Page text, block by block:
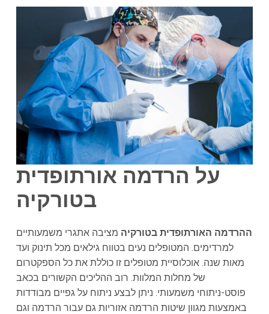
על הרדמה אורתופדית
בטורקיה
ההרדמה האורתופדית בטורקיה מציבה אתגרי משמעותיים
למרדימים. המטופלים נעים בטווח גילאים מכל תינוק ועד
מאות שנה. אוכלוסיית מטופלים זו כוללת את כל הספקטרום
של מחלות המלוות. רוב ההליכים הקשורים בכאב
פוסט-ניתוחי משמעותי. ניתן לבצע ניתוח על גפיים מבודדות
באמצעות מגוון שיטות הרדמה אזוריות גם עבור הרדמה וגם